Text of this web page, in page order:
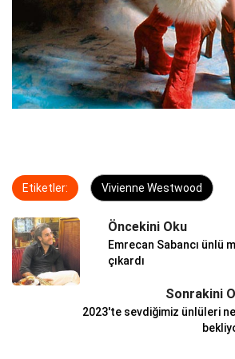
Etiketler: Vivienne Westwood
Öncekini Oku
Emrecan Sabancı ünlü
çıkardı
Sonrakini
2023'te sevdiğimiz ünlüleri